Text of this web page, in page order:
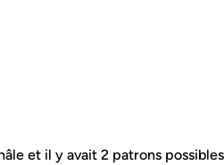
et il y avait 2 patrons